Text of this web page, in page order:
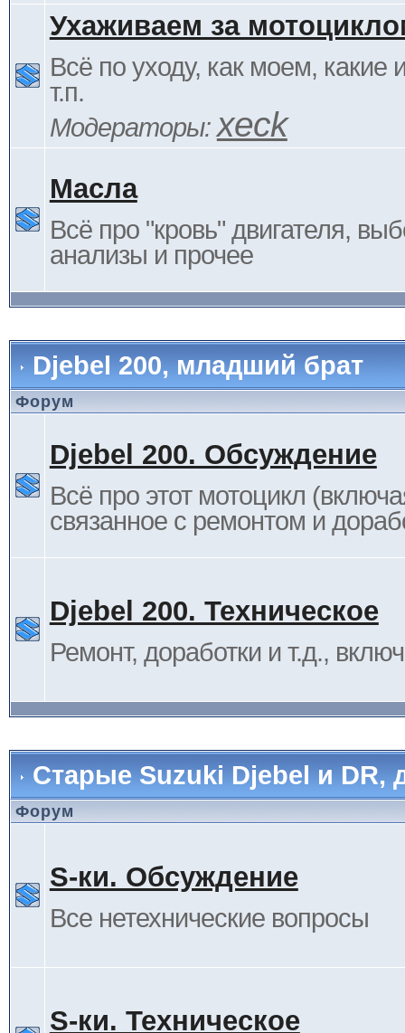
Ухаживаем за
Всё по уходу, как моем, какие
т.п.
Модераторы:xeck
Масла
Всё про "кровь" двигателя,
анализы и прочее
Djebel 200, младший брат
Форум
Djebel 200. Обсуждение
Всё про этот мотоцикл
связанное с ремонтом и
Djebel 200. Техническое
Ремонт, доработки и т.д.,
Старые Suzuki Djebel и DR,
Форум
S-ки. Обсуждение
Все нетехнические вопросы
S-ки. Техническое